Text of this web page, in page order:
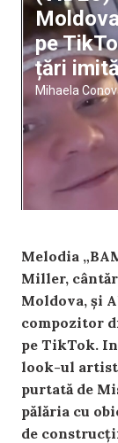
pe
țări
Mihaela
Melodia
Miller,
Moldova, și
compozitor
pe TikTok.
look-ul
purtată de
pălăria cu
de